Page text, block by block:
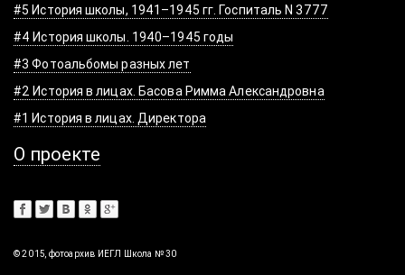
#5 История школы, 1941–1945 гг. Госпиталь N 3777
#4 История школы. 1940–1945 годы
#3 Фотоальбомы разных лет
#2 История в лицах. Басова Римма Александровна
#1 История в лицах. Директора
О проекте
© 2015, фотоархив ИЕГЛ Школа № 30